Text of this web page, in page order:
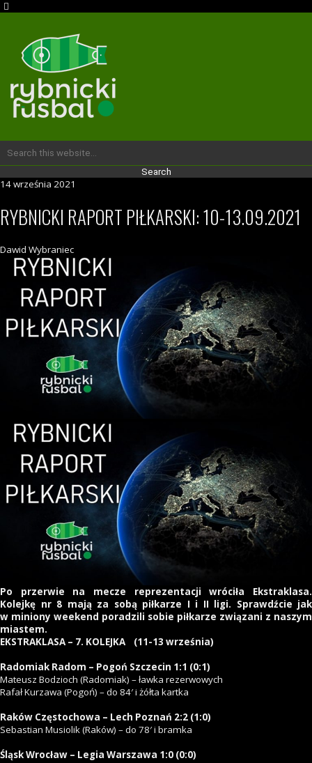
14 września 2021
RYBNICKI RAPORT PIŁKARSKI: 10-13.09.2021
Dawid Wybraniec
Po przerwie na mecze reprezentacji wróciła Ekstraklasa.
Kolejkę nr 8 mają za sobą piłkarze I i II ligi. Sprawdźcie jak
w miniony weekend poradzili sobie piłkarze związani z naszym
miastem.
EKSTRAKLASA – 7. KOLEJKA (11-13 września)
Radomiak Radom – Pogoń Szczecin 1:1 (0:1)
Mateusz Bodzioch (Radomiak) – ławka rezerwowych
Rafał Kurzawa (Pogoń) – do 84′ i żółta kartka
Raków Częstochowa – Lech Poznań 2:2 (1:0)
Sebastian Musiolik (Raków) – do 78′ i bramka
Śląsk Wrocław – Legia Warszawa 1:0 (0:0)